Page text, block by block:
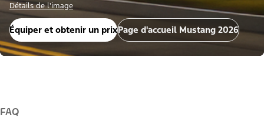
Détails de l'image
Équiper et obtenir un prixPage d'accueil Mustang 2026
FAQ